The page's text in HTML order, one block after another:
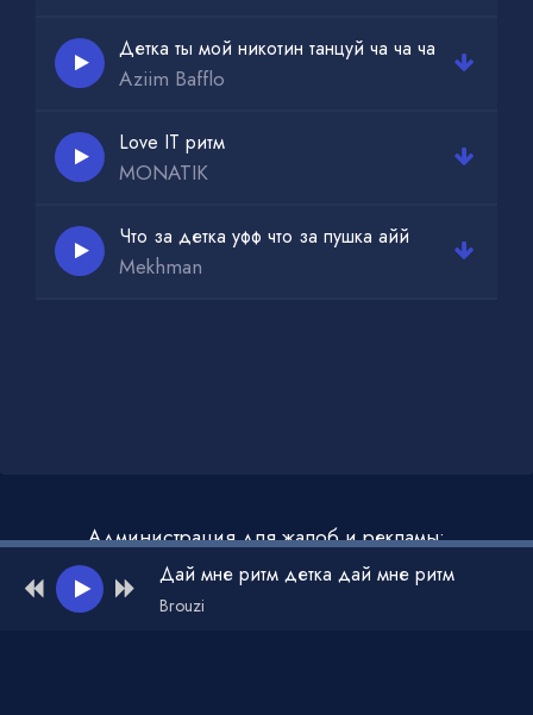
Детка ты мой никотин танцуй ча ча ча
Aziim Bafflo
Love IT ритм
MONATIK
Что за детка уфф что за пушка айй
Mekhman
Администрация для жалоб и рекламы:
admin@muzdark.net
Дай мне ритм детка дай мне ритм
Brouzi